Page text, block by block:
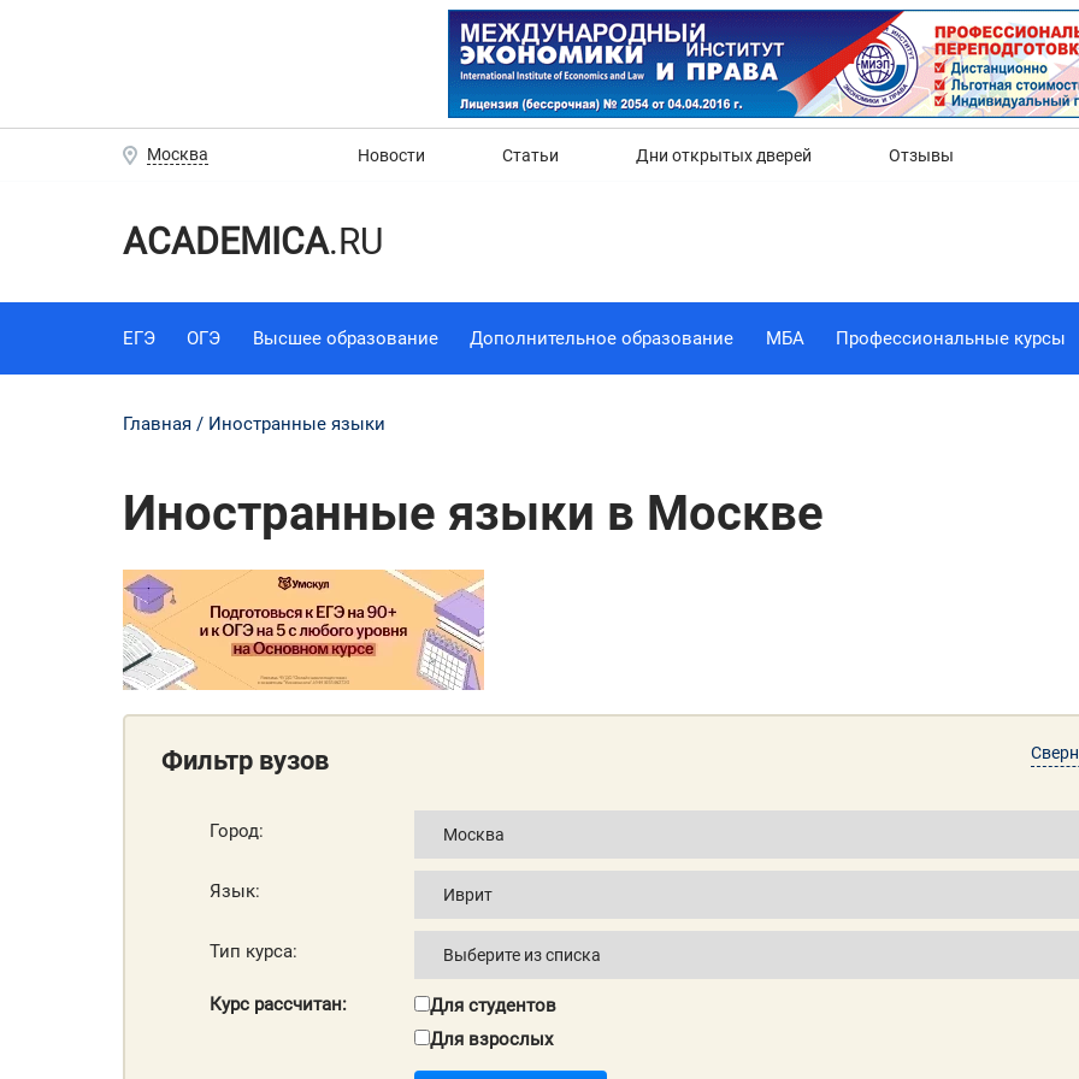
Москва Новости Статьи Дни открытых дверей Отзывы
ACADEMICA.RU
ЕГЭ ОГЭ Высшее образование Дополнительное образование МБА Профессиональные курсы
Главная Иностранные языки
Иностранные языки в Москве
Фильтр вузов
Город:
Язык:
Тип курса:
Курс рассчитан:
Для студентов
Для взрослых
Нет